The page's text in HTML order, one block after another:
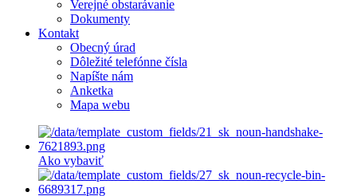
Verejné obstarávanie
Dokumenty
Kontakt
Obecný úrad
Dôležité telefónne čísla
Napíšte nám
Anketka
Mapa webu
Ako vybaviť